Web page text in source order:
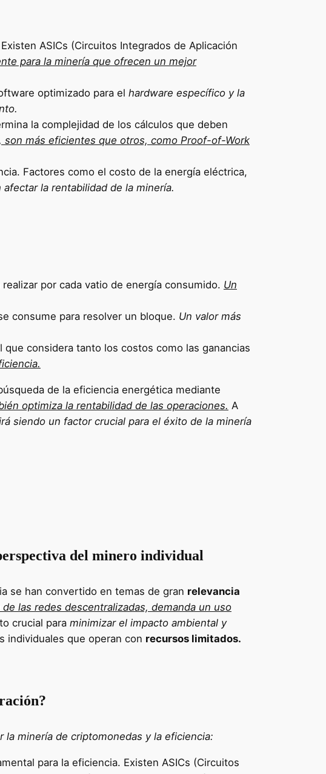
ASICs (Circuitos Integrados de Aplicación
para la minería que ofrecen un mejor
optimizado para el hardware específico y la
la complejidad de los cálculos que deben
más eficientes que otros, como Proof-of-Work
Factores como el costo de la energía eléctrica,
la rentabilidad de la minería.
por cada vatio de energía consumido. Un
consume para resolver un bloque. Un valor más
considera tanto los costos como las ganancias
de la eficiencia energética mediante
optimiza la rentabilidad de las operaciones. A
siendo un factor crucial para el éxito de la minería
del minero individual
se han convertido en temas de gran relevancia
las redes descentralizadas, demanda un uso
crucial para minimizar el impacto ambiental y
individuales que operan con recursos limitados.
la minería de criptomonedas y la eficiencia:
para la eficiencia. Existen ASICs (Circuitos